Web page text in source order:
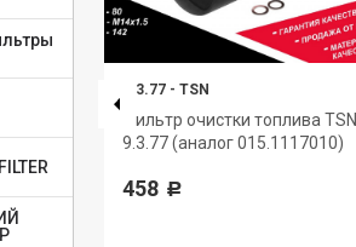
TSN
9.3.77 - TSN
Фильтр очистки топлива TSN
9.3.77 (аналог 015.1117010)
458 Р